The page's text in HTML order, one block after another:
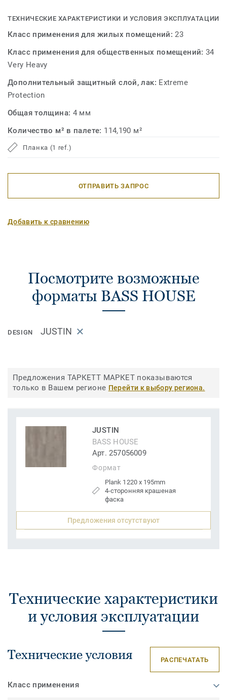
BASS HOUSE – богатая палитра для воплощения
ТЕХНИЧЕСКИЕ ХАРАКТЕРИСТИКИ И УСЛОВИЯ ЭКСПЛУАТАЦИИ
Класс применения для жилых помещений:23
Класс применения для общественных помещений:34
Very Heavy
Дополнительный защитный слой, лак: Extreme
Protection
Общая толщина: 4 мм
Количество м² в палете: 114,190 м²
Планка (1 ref.)
ОТПРАВИТЬ ЗАПРОС
Добавить к сравнению
Посмотрите возможные
форматы BASS HOUSE
DESIGN JUSTIN
Предложения ТАРКЕТТ МАРКЕТ показываются
только в Вашем регионе Перейти к выбору региона.
JUSTIN
BASS HOUSE
Арт. 257056009
Формат
Plank 1220 x 195mm
4-сторонняя крашеная
фаска
Предложения отсутствуют
Технические характеристики
и условия эксплуатации
Технические условия РАСПЕЧАТАТЬ
Класс применения